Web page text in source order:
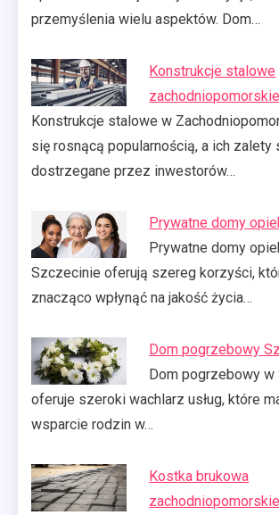
przemyślenia wielu aspektów. Dom…
Konstrukcje stalowe
zachodniopomorskie
Konstrukcje stalowe w
się rosnącą popularnością, a ich zalety
dostrzegane przez inwestorów…
Prywatne domy
Prywatne domy
Szczecinie oferują szereg korzyści,
znacząco wpłynąć na jakość życia…
Dom pogrzebowy
Dom pogrzebowy
oferuje szeroki wachlarz usług, które
wsparcie rodzin w…
Kostka brukowa
zachodniopomorskie